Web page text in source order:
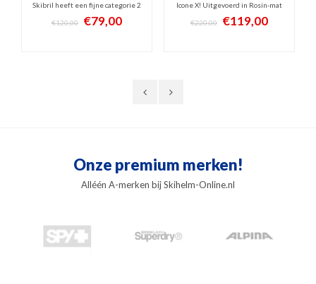
Skibril heeft een fijne categorie 2
spiegellens voor bewolkt en licht
zonnig weer. Witte large-fit snow
€120,00 €79,00
Icone X! Uitgevoerd in Rosin-mat
groene kleur en v.v. slim,
magnetisch lenswissel systeem.
€220,00 €119,00
Onze premium merken!
Alléén A-merken bij Skihelm-Online.nl